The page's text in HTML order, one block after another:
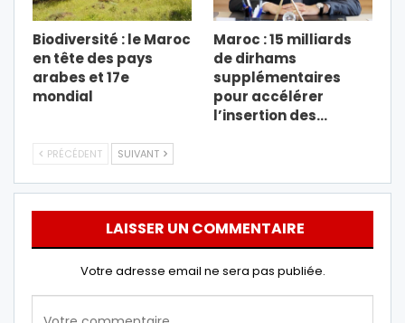
Biodiversité : le Maroc
en tête des pays
arabes et 17e
mondial
Maroc : 15 milliards
de dirhams
supplémentaires
pour accélérer
l’insertion des…
PRÉCÉDENT SUIVANT
LAISSER UN COMMENTAIRE
Votre adresse email ne sera pas publiée.